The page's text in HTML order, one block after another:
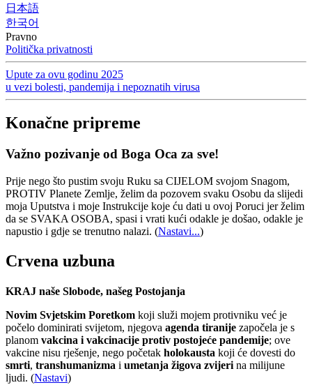
日本語
한국어
Pravno
Politička privatnosti
Upute za ovu godinu 2025
u vezi bolesti, pandemija i nepoznatih virusa
Konačne pripreme
Važno pozivanje od Boga Oca za sve!
Prije nego što pustim svoju Ruku sa CIJELOM svojom Snagom,
PROTIV Planete Zemlje, želim da pozovem svaku Osobu da slijedi
moja Uputstva i moje Instrukcije koje ću dati u ovoj Poruci jer želim
da se SVAKA OSOBA, spasi i vrati kući odakle je došao, odakle je
napustio i gdje se trenutno nalazi. (Nastavi...)
Crvena uzbuna
KRAJ naše Slobode, našeg Postojanja
Novim Svjetskim Poretkom koji služi mojem protivniku već je
počelo dominirati svijetom, njegova agenda tiranije započela je s
planom vakcina i vakcinacije protiv postojeće pandemije; ove
vakcine nisu rješenje, nego početak holokausta koji će dovesti do
smrti, transhumanizma i umetanja žigova zvijeri na milijune
ljudi. (Nastavi)